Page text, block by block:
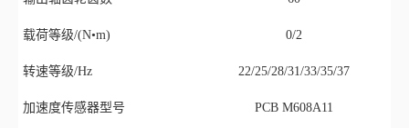
载荷等级/(N•m) 0/2
转速等级/Hz 22/25/28/31/33/35/37
加速度传感器型号 PCB M608A11